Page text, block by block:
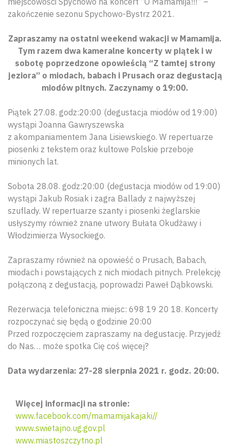
zakończenie sezonu Spychowo-Bystrz 2021.
Zapraszamy na ostatni weekend wakacji w Mamamija.
Tym razem dwa kameralne koncerty w piątek i w
sobotę poprzedzone opowieścią “Z tamtej strony
jeziora” o miodach, babach i Prusach oraz degustacją
miodów pitnych. Zaczynamy o 19:00.
Piątek 27.08. godz:20:00 (degustacja miodów od 19:00)
wystąpi Joanna Gawryszewska
z akompaniamentem Jana Lisiewskiego. W repertuarze
piosenki z tekstem oraz kultowe Polskie przeboje
minionych lat.
Sobota 28.08. godz:20:00 (degustacja miodów od 19:00)
wystąpi Jakub Rosiak i zagra Ballady z najwyższej
szuflady. W repertuarze szanty i piosenki żeglarskie
usłyszymy również znane utwory Bułata Okudżawy i
Włodzimierza Wysockiego.
Zapraszamy również na opowieść o Prusach, Babach,
miodach i powstających z nich miodach pitnych. Prelekcję
połączoną z degustacją, poprowadzi Paweł Dąbkowski.
Rezerwacja telefoniczna miejsc: 698 19 20 18. Koncerty
rozpoczynać się będą o godzinie 20:00
Przed rozpoczęciem zapraszamy na degustację. Przyjedź
do Nas… może spotka Cię coś więcej?
Data wydarzenia: 27-28 sierpnia 2021 r. godz. 20:00.
Więcej informacji na stronie:
www.facebook.com/mamamijakajaki//
www.swietajno.ug.gov.pl
www.miastoszczytno.pl